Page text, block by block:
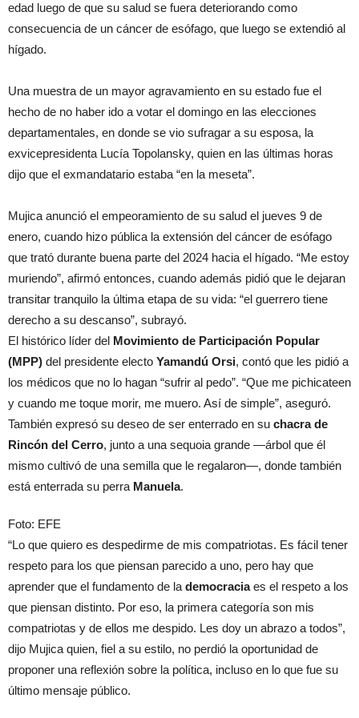
edad luego de que su salud se fuera deteriorando como
consecuencia de un cáncer de esófago, que luego se extendió al
hígado.
Una muestra de un mayor agravamiento en su estado fue el
hecho de no haber ido a votar el domingo en las elecciones
departamentales, en donde se vio sufragar a su esposa, la
exvicepresidenta Lucía Topolansky, quien en las últimas horas
dijo que el exmandatario estaba “en la meseta”.
Mujica anunció el empeoramiento de su salud el jueves 9 de
enero, cuando hizo pública la extensión del cáncer de esófago
que trató durante buena parte del 2024 hacia el hígado. “Me estoy
muriendo”, afirmó entonces, cuando además pidió que le dejaran
transitar tranquilo la última etapa de su vida: “el guerrero tiene
derecho a su descanso”, subrayó.
El histórico líder del Movimiento de Participación Popular
(MPP) del presidente electo Yamandú Orsi, contó que les pidió a
los médicos que no lo hagan “sufrir al pedo”. “Que me pichicateen
y cuando me toque morir, me muero. Así de simple”, aseguró.
También expresó su deseo de ser enterrado en su chacra de
Rincón del Cerro, junto a una sequoia grande —árbol que él
mismo cultivó de una semilla que le regalaron—, donde también
está enterrada su perra Manuela.
Foto: EFE
“Lo que quiero es despedirme de mis compatriotas. Es fácil tener
respeto para los que piensan parecido a uno, pero hay que
aprender que el fundamento de la democraciaes el respeto a los
que piensan distinto. Por eso, la primera categoría son mis
compatriotas y de ellos me despido. Les doy un abrazo a todos”,
dijo Mujica quien, fiel a su estilo, no perdió la oportunidad de
proponer una reflexión sobre la política, incluso en lo que fue su
último mensaje público.